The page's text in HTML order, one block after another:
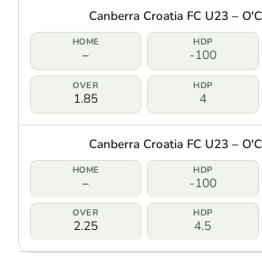
Canberra Croatia FC U23 –
– -100
1.85 4
Canberra Croatia FC U23 –
– -100
2.25 4.5